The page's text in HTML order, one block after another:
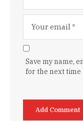
Save my name,
for the next time